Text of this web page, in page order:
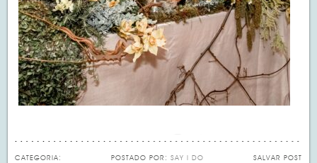
CATEGORIA: SALVAR POST
POSTADO POR: SAY I DO